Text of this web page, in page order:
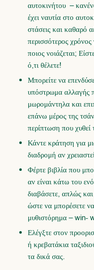
αυτοκινήτου –
έχει ναυτία στο
στάσεις και καθαρό
περισσότερος
ποιος νοιάζεται;
ό,τι θέλετε!
Μπορείτε να
υπόστρωμα αλλαγής
μωρομάντηλα και
επάνω μέρος της
περίπτωση που χυθεί
Κάντε κράτηση για
διαδρομή αν
Φέρτε βιβλία που
αν είναι κάτω του
διαβάσετε, απλώς
ώστε να μπορέσετε
μυθιστόρημα – win-
Ελέγξτε στον
ή κρεβατάκια
τα δικά σας.